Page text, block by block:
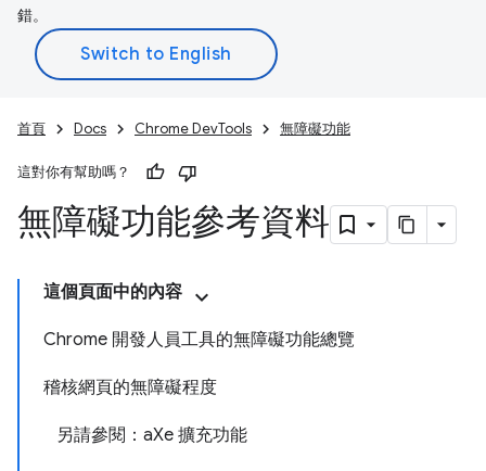
錯。
首頁 Docs Chrome DevTools 無障礙功能
這對你有幫助嗎？
無障礙功能參考資料
這個頁面中的內容
Chrome 開發人員工具的無障礙功能總覽
稽核網頁的無障礙程度
另請參閱：aXe 擴充功能